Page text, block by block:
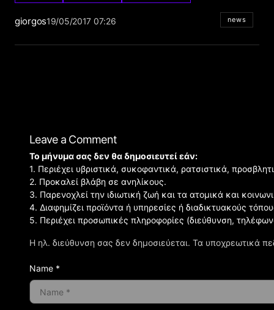
giorgos19/05/2017 07:26 news
Leave a Comment
Η ηλ. διεύθυνση σας δεν δημοσιεύεται. Τα υποχρεωτικά
Το μήνυμα σας δεν θα δημοσιευτεί εάν:
1. Περιέχει υβριστικά, συκοφαντικά, ρατσιστικά,
2. Προκαλεί βλάβη σε ανηλίκους.
3. Παρενοχλεί την ιδιωτική ζωή και τα ατομικά και
4. Διαφημίζει προϊόντα ή υπηρεσίες ή διαδικτυακούς
5. Περιέχει προσωπικές πληροφορίες (διεύθυνση,
Name *